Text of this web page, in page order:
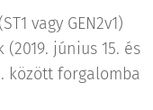
vagy GEN2v1)
június 15. és
között forgalomba